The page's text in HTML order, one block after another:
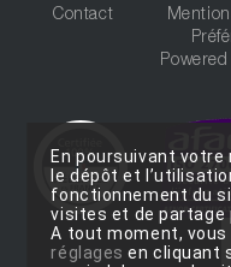
Contact
En poursuivant
le dépôt et
fonctionnement du
visites et de partage
A tout moment, vous
réglages en cliquant